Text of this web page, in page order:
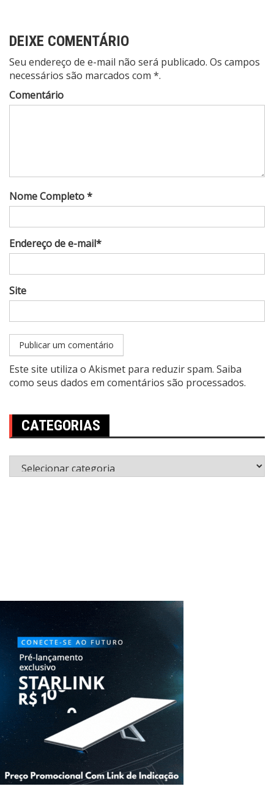
DEIXE COMENTÁRIO
Seu endereço de e-mail não será publicado. Os campos
necessários são marcados com *.
Comentário
Nome Completo *
Endereço de e-mail*
Site
Este site utiliza o Akismet para reduzir spam. Saiba
como seus dados em comentários são processados.
CATEGORIAS
Categorias